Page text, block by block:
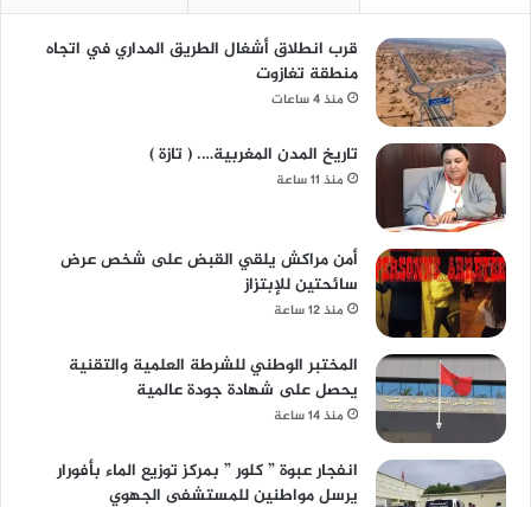
قرب انطلاق أشغال الطريق المداري في اتجاه
منطقة تغازوت
منذ 4 ساعات
تاريخ المدن المغربية…. ( تازة )
منذ 11 ساعة
أمن مراكش يلقي القبض على شخص عرض
سائحتين للإبتزاز
منذ 12 ساعة
المختبر الوطني للشرطة العلمية والتقنية
يحصل على شهادة جودة عالمية
منذ 14 ساعة
انفجار عبوة ” كلور ” بمركز توزيع الماء بأفورار
يرسل مواطنين للمستشفى الجهوي